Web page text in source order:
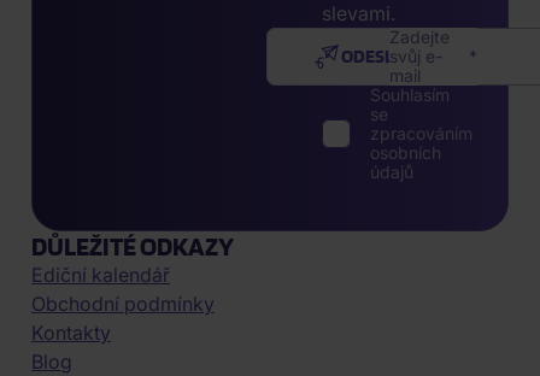
slevami.
Zadejte
svůj e-
mail
ODESLAT
Souhlasím
se
zpracováním
osobních
údajů
DŮLEŽITÉ ODKAZY
Ediční kalendář
Obchodní podmínky
Kontakty
Blog